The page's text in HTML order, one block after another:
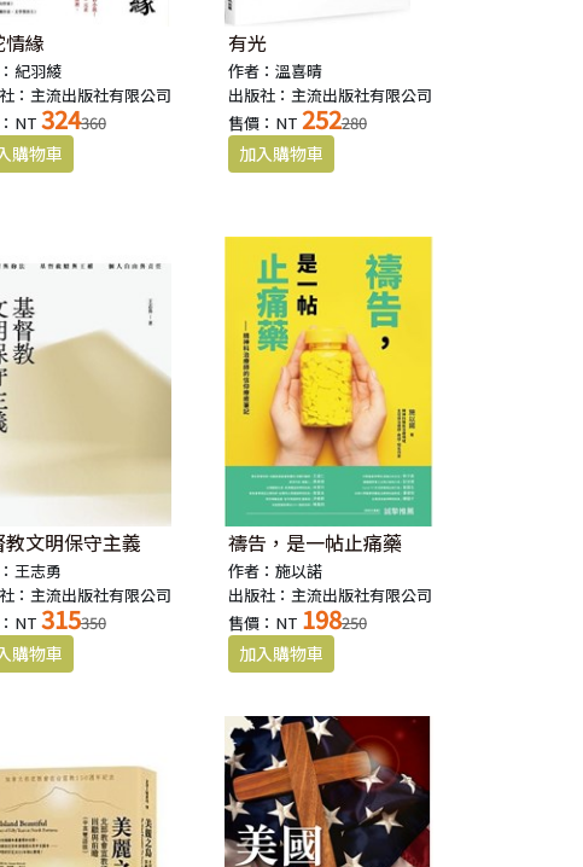
情緣
紀羽綾
：主流出版社有限公司
NT 324360
有光
作者：溫喜晴
出版社：主流出版社有限公司
售價：NT 252280
教文明保守主義
王志勇
：主流出版社有限公司
NT 315350
禱告，是一帖止痛藥
作者：施以諾
出版社：主流出版社有限公司
售價：NT 198250